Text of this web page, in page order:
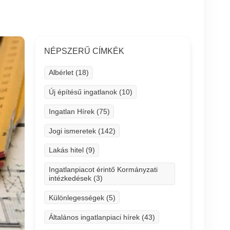
NÉPSZERŰ CÍMKÉK
Albérlet (18)
Új építésű ingatlanok (10)
Ingatlan Hírek (75)
Jogi ismeretek (142)
Lakás hitel (9)
Ingatlanpiacot érintő Kormányzati
intézkedések (3)
Különlegességek (5)
Általános ingatlanpiaci hírek (43)